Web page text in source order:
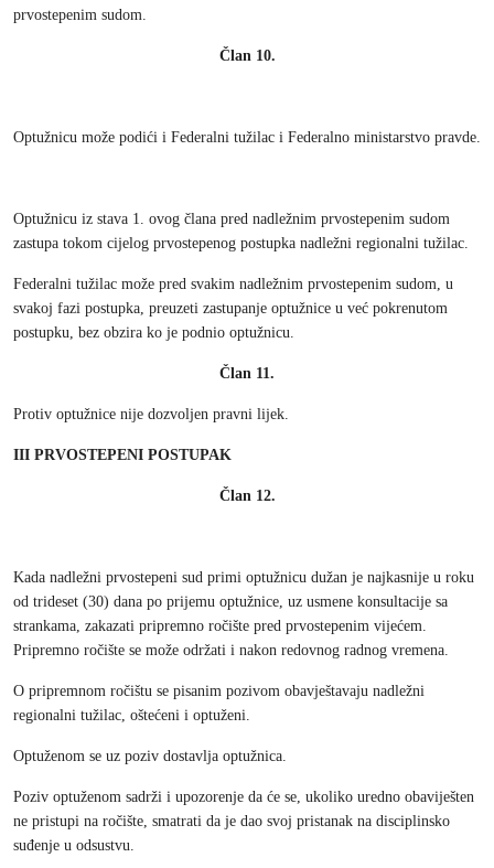
prvostepenim sudom.
Član 10.
Optužnicu može podići i Federalni tužilac i Federalno ministarstvo pravde.
Optužnicu iz stava 1. ovog člana pred nadležnim prvostepenim sudom
zastupa tokom cijelog prvostepenog postupka nadležni regionalni tužilac.
Federalni tužilac može pred svakim nadležnim prvostepenim sudom, u
svakoj fazi postupka, preuzeti zastupanje optužnice u već pokrenutom
postupku, bez obzira ko je podnio optužnicu.
Član 11.
Protiv optužnice nije dozvoljen pravni lijek.
III PRVOSTEPENI POSTUPAK
Član 12.
Kada nadležni prvostepeni sud primi optužnicu dužan je najkasnije u roku
od trideset (30) dana po prijemu optužnice, uz usmene konsultacije sa
strankama, zakazati pripremno ročište pred prvostepenim vijećem.
Pripremno ročište se može održati i nakon redovnog radnog vremena.
O pripremnom ročištu se pisanim pozivom obavještavaju nadležni
regionalni tužilac, oštećeni i optuženi.
Optuženom se uz poziv dostavlja optužnica.
Poziv optuženom sadrži i upozorenje da će se, ukoliko uredno obaviješten
ne pristupi na ročište, smatrati da je dao svoj pristanak na disciplinsko
suđenje u odsustvu.